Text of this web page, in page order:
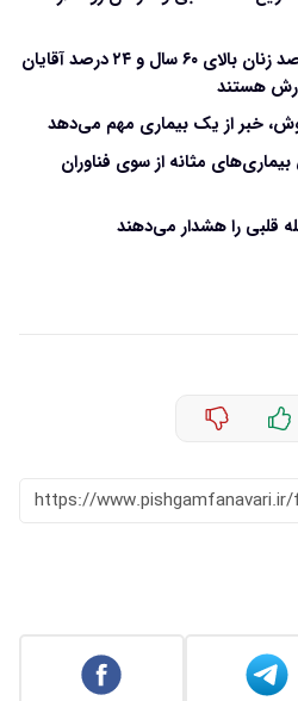
یک بیماری مهم که ۴۲ درصد زنان بالای ۶۰ سال و ۲۴ درصد آقایان
خبر از یک بیماری مهم می‌دهد
مثانه از سوی فناوران
قلبی را هشدار می‌دهند
https://